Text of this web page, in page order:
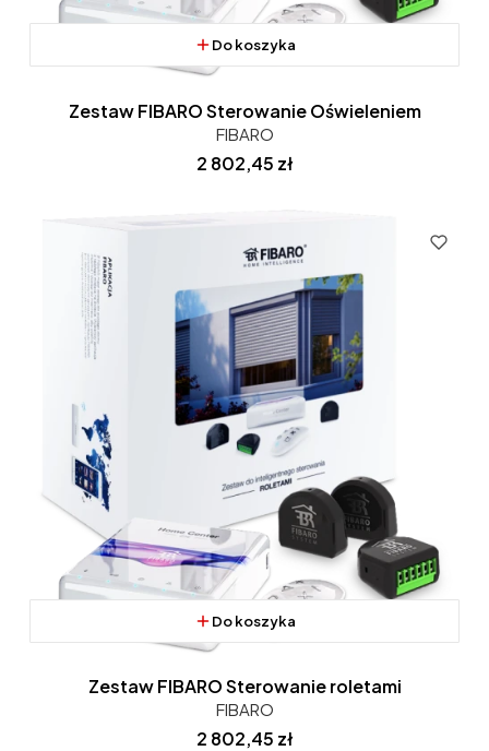
Do koszyka
Zestaw FIBARO Sterowanie Oświeleniem
FIBARO
Cena
2 802,45 zł
Do koszyka
Zestaw FIBARO Sterowanie roletami
FIBARO
Cena
2 802,45 zł